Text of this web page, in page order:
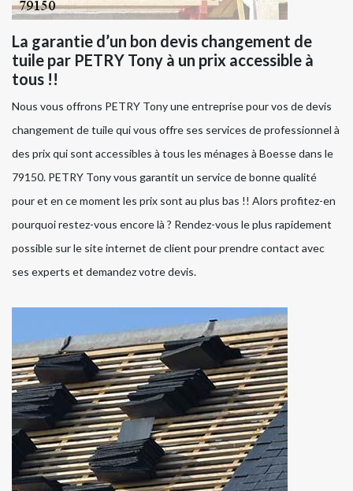
La garantie d’un bon devis changement de
tuile par PETRY Tony à un prix accessible à
tous !!
Nous vous offrons PETRY Tony une entreprise pour vos de devis
changement de tuile qui vous offre ses services de professionnel à
des prix qui sont accessibles à tous les ménages à Boesse dans le
79150. PETRY Tony vous garantit un service de bonne qualité
pour et en ce moment les prix sont au plus bas !! Alors profitez-en
pourquoi restez-vous encore là ? Rendez-vous le plus rapidement
possible sur le site internet de client pour prendre contact avec
ses experts et demandez votre devis.